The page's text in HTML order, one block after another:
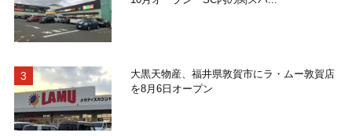
大黒天物産、福井県敦賀市にラ・ムー敦賀店
を8月6日オープン